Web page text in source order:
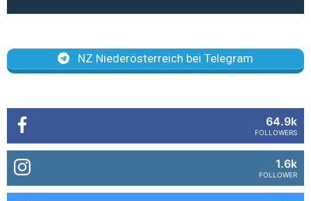
NZ Niederösterreich bei Telegram
64.9k
FOLLOWERS
1.6k
FOLLOWER